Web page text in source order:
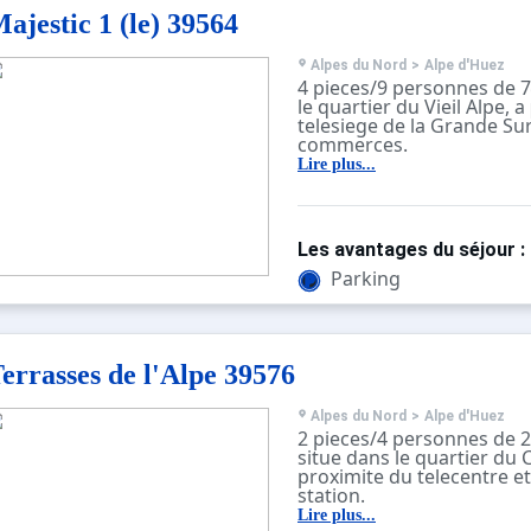
par rapport a l entree de
Ref.plan: I8
REMISE SUR FORFAITS
reservant au plus tard 10
date d arrivee)- Taxe de
de sejour et linge non
1 (le) 39564
Alpes du Nord > Alpe d'Huez
4 pieces/9 personnes de
le quartier du Vieil Alpe,
telesiege de la Grande
commerces.
Il se compose d'un sejour,
trois chambres avec
cuisine equipe de 4 plaques
vitroceramiques, four,
lave vaisselle et cafetiere
Salle de bain avec lave
WC separes.
TV (toutes les chaines ne
Placard a skis. Garage
Majestic 2.
Balcon exposition sud au
rapport a l entree de la
ANIMAUX INTERDITS
NON FUMEUR
Ref. plan: C6
Lire plus...
Les avantages du séjour :
Parking
de l'Alpe 39576
Alpes du Nord > Alpe d'Huez
2 pieces/4 personnes de
situe dans le quartier du
proximite du telecentre
station.
Il se compose d'un sejour
Lire plus...